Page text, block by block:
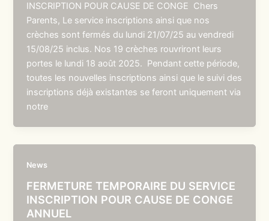
INSCRIPTION POUR CAUSE DE CONGE Chers
Parents, Le service inscriptions ainsi que nos
crèches sont fermés du lundi 21/07/25 au vendredi
15/08/25 inclus. Nos 19 crèches rouvriront leurs
portes le lundi 18 août 2025. Pendant cette période,
toutes les nouvelles inscriptions ainsi que le suivi des
inscriptions déjà existantes se feront uniquement via
notre
News
FERMETURE TEMPORAIRE DU SERVICE
INSCRIPTION POUR CAUSE DE CONGE
ANNUEL